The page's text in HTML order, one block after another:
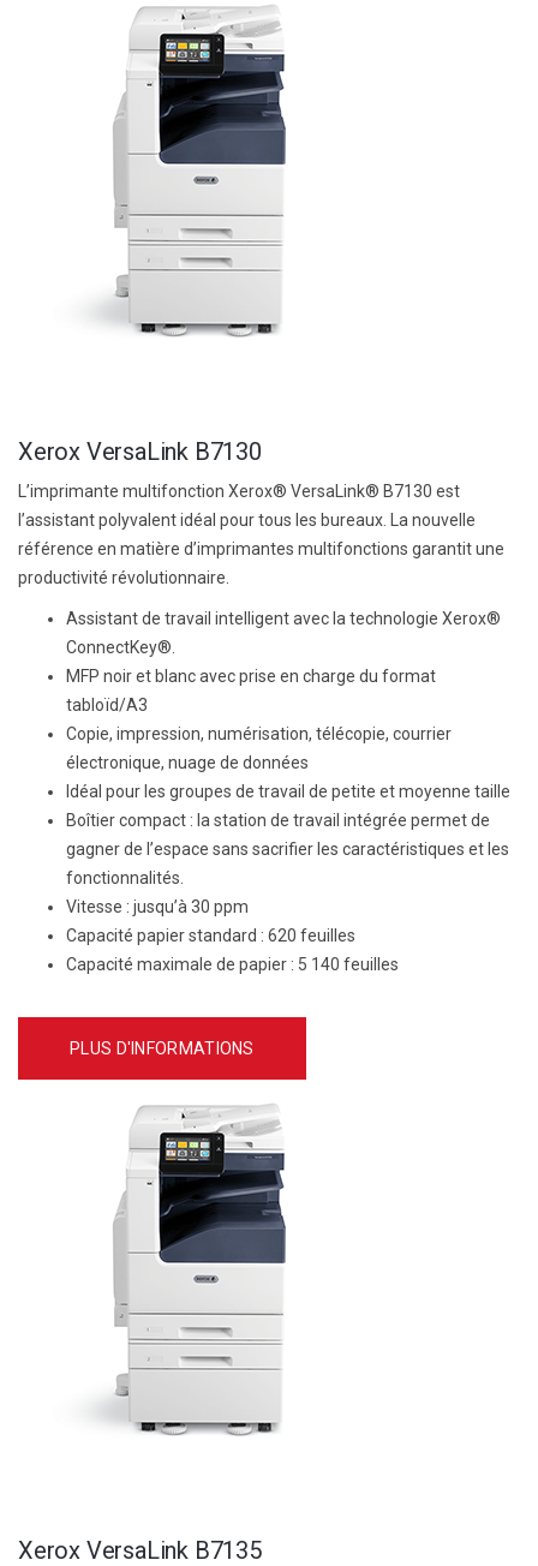
Xerox VersaLink B7130
L’imprimante multifonction Xerox® VersaLink® B7130 est
l’assistant polyvalent idéal pour tous les bureaux. La nouvelle
référence en matière d’imprimantes multifonctions garantit une
productivité révolutionnaire.
Assistant de travail intelligent avec la technologie Xerox®
ConnectKey®.
MFP noir et blanc avec prise en charge du format
tabloïd/A3
Copie, impression, numérisation, télécopie, courrier
électronique, nuage de données
Idéal pour les groupes de travail de petite et moyenne taille
Boîtier compact : la station de travail intégrée permet de
gagner de l’espace sans sacrifier les caractéristiques et les
fonctionnalités.
Vitesse : jusqu’à 30 ppm
Capacité papier standard : 620 feuilles
Capacité maximale de papier : 5 140 feuilles
PLUS D'INFORMATIONS
Xerox VersaLink B7135